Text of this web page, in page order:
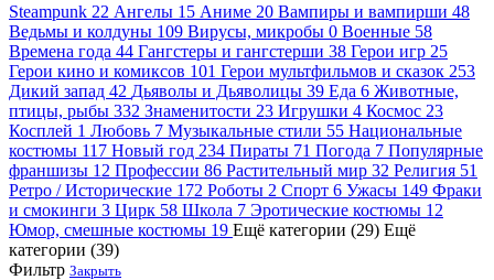
Steampunk 22 Ангелы 15 Аниме 20 Вампиры и вампирши 48
Ведьмы и колдуны 109 Вирусы, микробы 0 Военные 58
Времена года 44 Гангстеры и гангстерши 38 Герои игр 25
Герои кино и комиксов 101 Герои мультфильмов и сказок 253
Дикий запад 42 Дьяволы и Дьяволицы 39 Еда 6 Животные,
птицы, рыбы 332 Знаменитости 23 Игрушки 4 Космос 23
Косплей 1 Любовь 7 Музыкальные стили 55 Национальные
костюмы 117 Новый год 234 Пираты 71 Погода 7 Популярные
франшизы 12 Профессии 86 Растительный мир 32 Религия 51
Ретро / Исторические 172 Роботы 2 Спорт 6 Ужасы 149 Фраки
и смокинги 3 Цирк 58 Школа 7 Эротические костюмы 12
Юмор, смешные костюмы 19 Ещё категории (29) Ещё
категории (39)
Фильтр Закрыть